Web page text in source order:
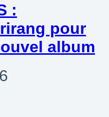
:
pour
album